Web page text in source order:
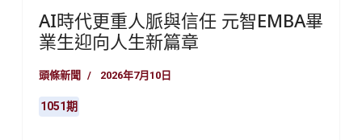
AI時代更重人脈與信任 元智EMBA畢
業生迎向人生新篇章
頭條新聞 2026年7月10日
1051期